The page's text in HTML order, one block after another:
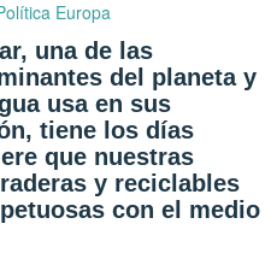
Europa
una de las
del planeta y
usa en sus
tiene los días
que nuestras
y reciclables
con el medio